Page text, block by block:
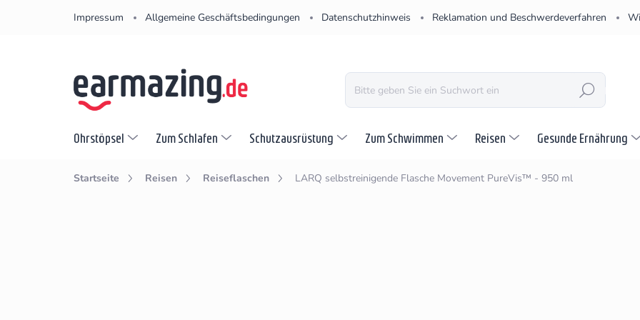
Impressum Allgemeine Geschäftsbedingungen Datenschutzhinweis Reklamation und Beschwerdeverfahren
SUCHEN
Ohrstöpsel Zum Schlafen Schutzausrüstung Zum Schwimmen Reisen Gesunde Ernährung
Startseite Reisen Reiseflaschen LARQ selbstreinigende Flasche Movement PureVis™ - 950 ml